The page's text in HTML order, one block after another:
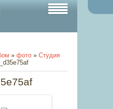
» фото » Студия